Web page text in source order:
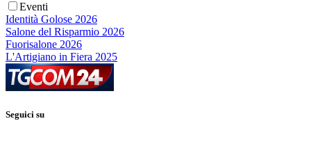
Eventi
Identità Golose 2026
Salone del Risparmio 2026
Fuorisalone 2026
L'Artigiano in Fiera 2025
Seguici su